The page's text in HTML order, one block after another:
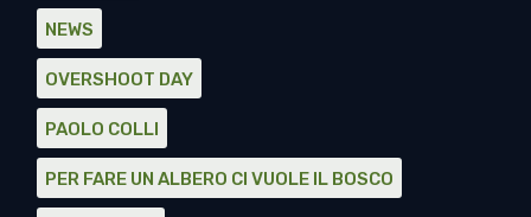
NEWS
OVERSHOOT DAY
PAOLO COLLI
PER FARE UN ALBERO CI VUOLE IL BOSCO